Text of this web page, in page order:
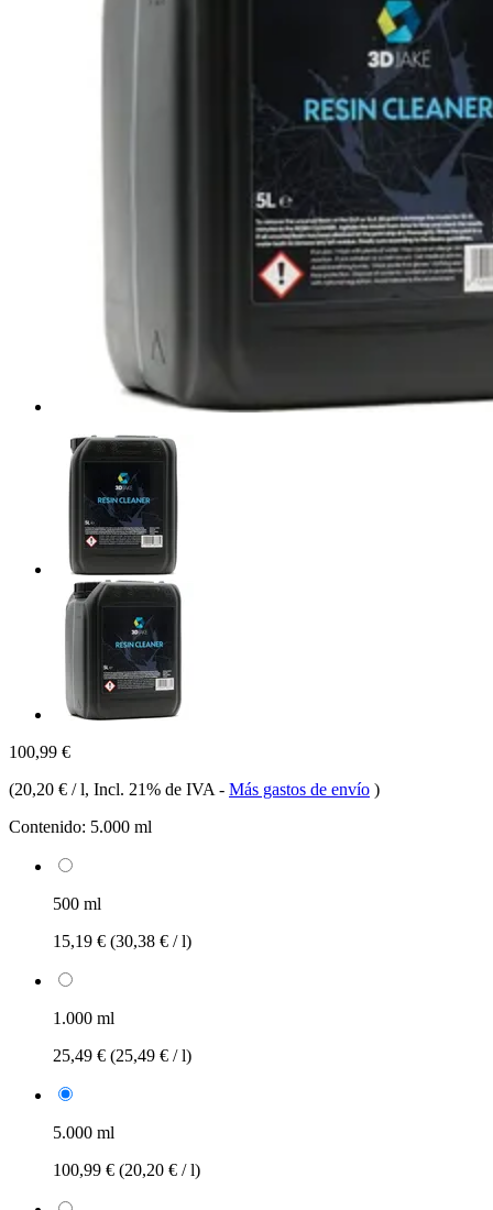
100,99 €
(20,20 € / l, Incl. 21% de IVA - Más gastos de envío )
Contenido: 5.000 ml
500 ml
15,19 € (30,38 € / l)
1.000 ml
25,49 € (25,49 € / l)
5.000 ml
100,99 € (20,20 € / l)